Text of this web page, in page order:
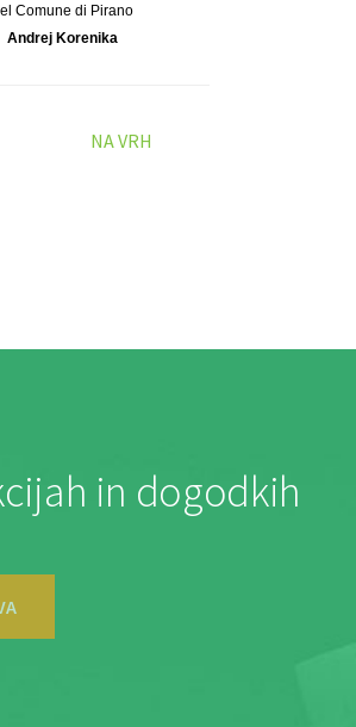
Comune di Pirano
Andrej Korenika
NA VRH
in dogodkih